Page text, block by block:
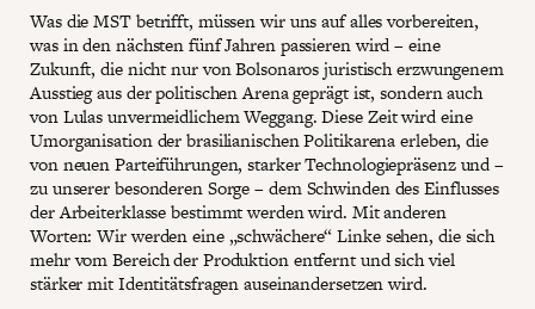
Was die MST betrifft, müssen wir uns auf alles vorbereiten,
was in den nächsten fünf Jahren passieren wird – eine
Zukunft, die nicht nur von Bolsonaros juristisch erzwungenem
Ausstieg aus der politischen Arena geprägt ist, sondern auch
von Lulas unvermeidlichem Weggang. Diese Zeit wird eine
Umorganisation der brasilianischen Politikarena erleben, die
von neuen Parteiführungen, starker Technologiepräsenz und –
zu unserer besonderen Sorge – dem Schwinden des Einflusses
der Arbeiterklasse bestimmt werden wird. Mit anderen
Worten: Wir werden eine „schwächere“ Linke sehen, die sich
mehr vom Bereich der Produktion entfernt und sich viel
stärker mit Identitätsfragen auseinandersetzen wird.